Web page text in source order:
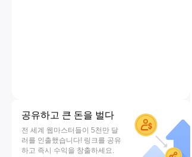
공유하고 큰 돈을 벌다
전 세계 웹마스터들이 5천만 달
러를 인출했습니다! 링크를 공유
하고 즉시 수익을 창출하세요.